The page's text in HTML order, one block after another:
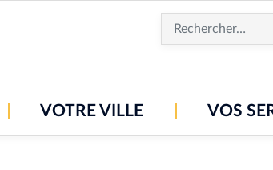
Aller
VOTRE VILLE VOS